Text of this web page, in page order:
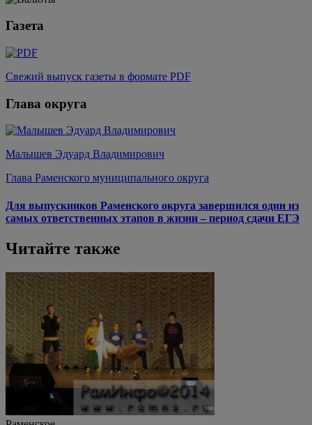
Газета
Свежий выпуск газеты в формате PDF
Глава округа
Малышев Эдуард Владимирович
Глава Раменского муниципального округа
Для выпускников Раменского округа завершился один из
самых ответственных этапов в жизни – период сдачи ЕГЭ
Читайте также